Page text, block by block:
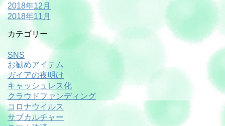
2018年12月
2018年11月
カテゴリー
SNS
お勧めアイテム
ガイアの夜明け
キャッシュレス化
クラウドファンディング
コロナウイルス
サブカルチャー